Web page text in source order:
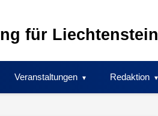
für Liechtenstein
Veranstaltungen Redaktion